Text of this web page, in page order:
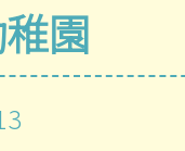
園